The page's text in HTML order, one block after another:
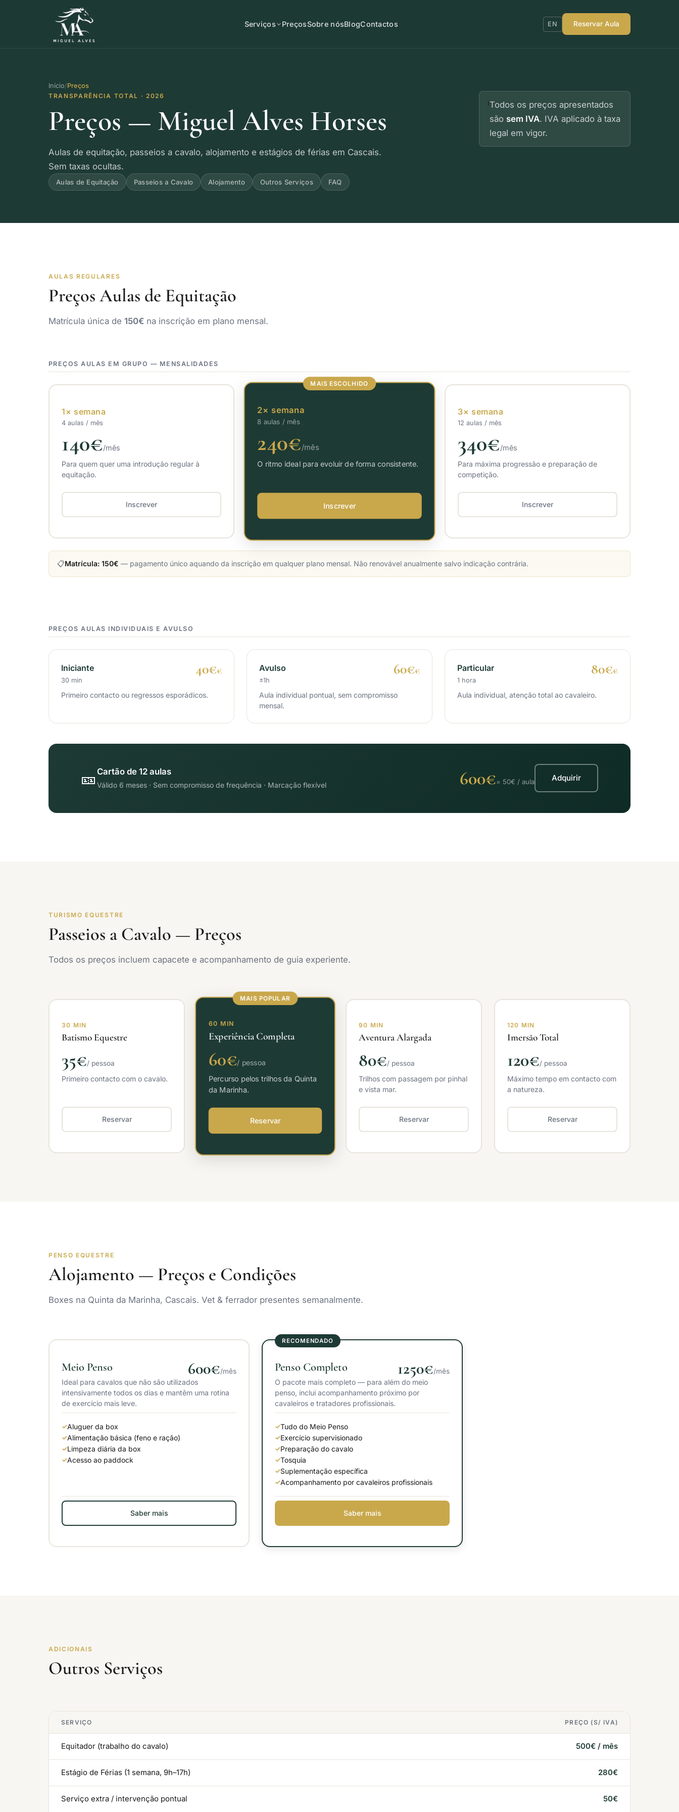
Serviços PreçosSobre nósBlogContactos EN Reservar Aula
Início Preços
TRANSPARÊNCIA TOTAL · 2026
Preços — Miguel Alves Horses
Aulas de equitação, passeios a cavalo, alojamento e estágios de férias em Cascais.
Sem taxas ocultas.
ℹ️Todos os preços apresentados
são sem IVA. IVA aplicado à taxa
legal em vigor.
Aulas de Equitação Passeios a Cavalo Alojamento Outros Serviços FAQ
AULAS REGULARES
Preços Aulas de Equitação
Matrícula única de 150€ na inscrição em plano mensal.
PREÇOS AULAS EM GRUPO — MENSALIDADES
1× semana
4 aulas / mês
140€/mês
Para quem quer uma introdução regular à
equitação.
Inscrever
MAIS ESCOLHIDO
2× semana
8 aulas / mês
240€/mês
O ritmo ideal para evoluir de forma consistente.
Inscrever
3× semana
12 aulas / mês
340€/mês
Para máxima progressão e preparação de
competição.
Inscrever
📋Matrícula: 150€ — pagamento único aquando da inscrição em qualquer plano mensal. Não renovável anualmente salvo indicação contrária.
PREÇOS AULAS INDIVIDUAIS E AVULSO
Iniciante
30 min
40€
Primeiro contacto ou regressos esporádicos.
Avulso
±1h
60€
Aula individual pontual, sem compromisso
mensal.
Particular
1 hora
80€
Aula individual, atenção total ao cavaleiro.
🎫 Cartão de 12 aulas
Válido 6 meses · Sem compromisso de frequência · Marcação flexível 600€= 50€ / aula Adquirir
TURISMO EQUESTRE
Passeios a Cavalo — Preços
Todos os preços incluem capacete e acompanhamento de guia experiente.
30 MIN
Batismo Equestre
35€/ pessoa
Primeiro contacto com o cavalo.
Reservar
MAIS POPULAR
60 MIN
Experiência Completa
60€/ pessoa
Percurso pelos trilhos da Quinta
da Marinha.
Reservar
90 MIN
Aventura Alargada
80€/ pessoa
Trilhos com passagem por pinhal
e vista mar.
Reservar
120 MIN
Imersão Total
120€/ pessoa
Máximo tempo em contacto com
a natureza.
Reservar
PENSO EQUESTRE
Alojamento — Preços e Condições
Boxes na Quinta da Marinha, Cascais. Vet & ferrador presentes semanalmente.
Meio Penso 600€/mês
Ideal para cavalos que não são utilizados
intensivamente todos os dias e mantêm uma rotina
de exercício mais leve.
Aluguer da box
Alimentação básica (feno e ração)
Limpeza diária da box
Acesso ao paddock
Saber mais
RECOMENDADO
Penso Completo 1250€/mês
O pacote mais completo — para além do meio
penso, inclui acompanhamento próximo por
cavaleiros e tratadores profissionais.
Tudo do Meio Penso
Exercício supervisionado
Preparação do cavalo
Tosquia
Suplementação específica
Acompanhamento por cavaleiros profissionais
Saber mais
ADICIONAIS
Outros Serviços
SERVIÇO PREÇO (S/ IVA)
Equitador (trabalho do cavalo) 500€ / mês
Estágio de Férias (1 semana, 9h–17h) 280€
Serviço extra / intervenção pontual 50€